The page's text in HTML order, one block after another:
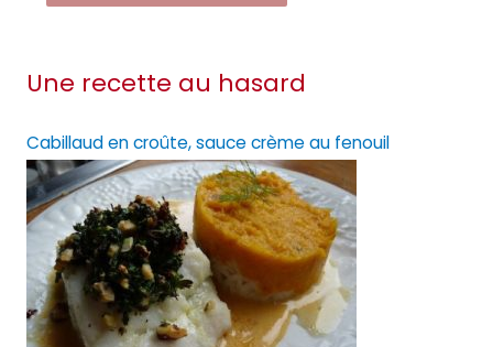
Une recette au hasard
Cabillaud en croûte, sauce crème au fenouil